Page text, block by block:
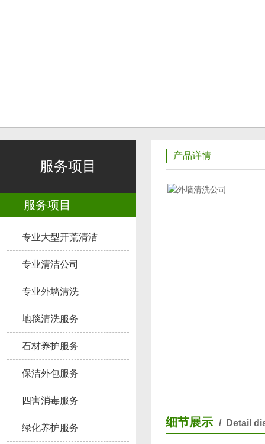
服务项目
服务项目
专业大型开荒清洁
专业清洁公司
专业外墙清洗
地毯清洗服务
石材养护服务
保洁外包服务
四害消毒服务
绿化养护服务
产品详情
细节展示 / Detail